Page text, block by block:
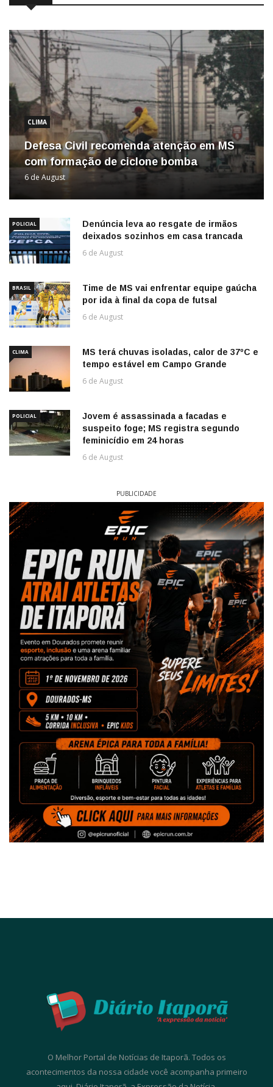
CLIMA
Defesa Civil recomenda atenção em MS
com formação de ciclone bomba
6 de August
POLICIAL
Denúncia leva ao resgate de irmãos
deixados sozinhos em casa trancada
6 de August
BRASIL
Time de MS vai enfrentar equipe gaúcha
por ida à final da copa de futsal
6 de August
CLIMA
MS terá chuvas isoladas, calor de 37ºC e
tempo estável em Campo Grande
6 de August
POLICIAL
Jovem é assassinada a facadas e
suspeito foge; MS registra segundo
feminicídio em 24 horas
6 de August
PUBLICIDADE
O Melhor Portal de Notícias de Itaporã. Todos os
acontecimentos da nossa cidade você acompanha primeiro